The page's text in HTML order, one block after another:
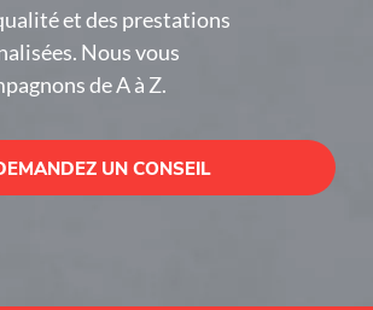
et des prestations
Nous vous
de A à Z.
UN CONSEIL